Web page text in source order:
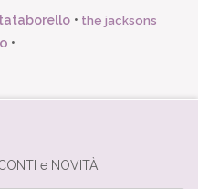
tataborello • the jacksons
•
e NOVITÀ